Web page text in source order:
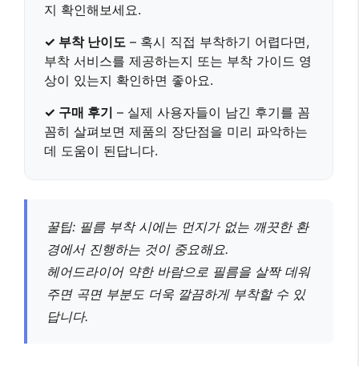
지 확인해보세요.
✓ 부착 난이도 – 혹시 직접 부착하기 어렵다면,
부착 서비스를 제공하는지 또는 부착 가이드 영
상이 있는지 확인하면 좋아요.
✓ 구매 후기 – 실제 사용자들이 남긴 후기를 꼼
꼼히 살펴보면 제품의 장단점을 미리 파악하는
데 도움이 된답니다.
꿀팁: 필름 부착 시에는 먼지가 없는 깨끗한 환
경에서 진행하는 것이 중요해요.
헤어드라이어 약한 바람으로 필름을 살짝 데워
주면 곡면 부분도 더욱 깔끔하게 부착할 수 있
답니다.